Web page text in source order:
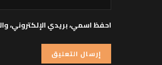
احفظ اسمي، بريدي الإلكتروني،